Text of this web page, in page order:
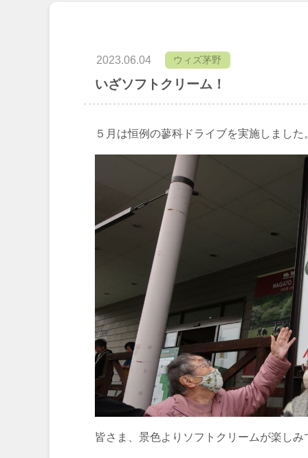
2023.06.04 ウィズ茅野
いざソフトクリーム！
５月は恒例の蓼科ドライブを実施しました
皆さま、景色よりソフトクリームが楽しみ